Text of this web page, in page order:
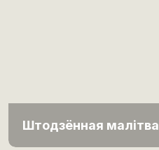
Штодзённая малітва